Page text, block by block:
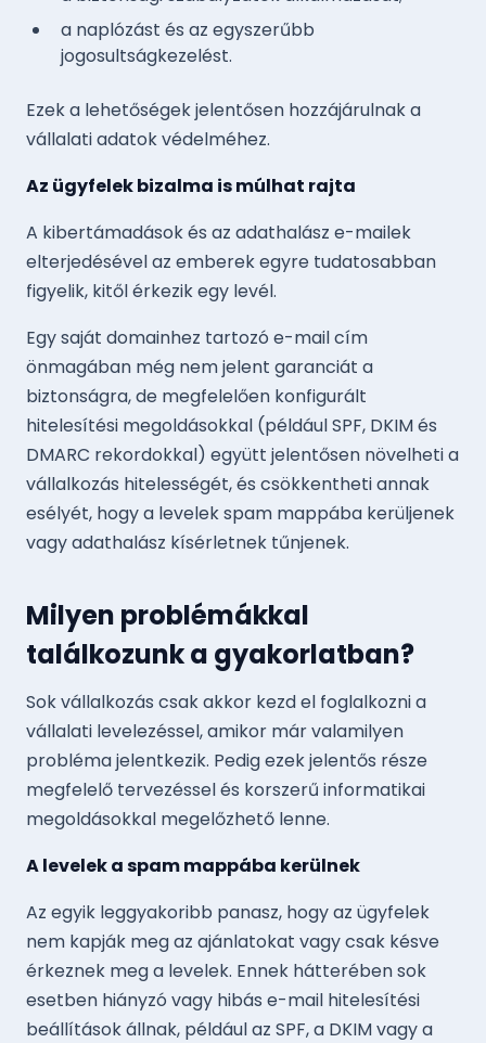
a naplózást és az egyszerűbb
jogosultságkezelést.
Ezek a lehetőségek jelentősen hozzájárulnak a
vállalati adatok védelméhez.
Az ügyfelek bizalma is múlhat rajta
A kibertámadások és az adathalász e-mailek
elterjedésével az emberek egyre tudatosabban
figyelik, kitől érkezik egy levél.
Egy saját domainhez tartozó e-mail cím
önmagában még nem jelent garanciát a
biztonságra, de megfelelően konfigurált
hitelesítési megoldásokkal (például SPF, DKIM és
DMARC rekordokkal) együtt jelentősen növelheti a
vállalkozás hitelességét, és csökkentheti annak
esélyét, hogy a levelek spam mappába kerüljenek
vagy adathalász kísérletnek tűnjenek.
Milyen problémákkal
találkozunk a gyakorlatban?
Sok vállalkozás csak akkor kezd el foglalkozni a
vállalati levelezéssel, amikor már valamilyen
probléma jelentkezik. Pedig ezek jelentős része
megfelelő tervezéssel és korszerű informatikai
megoldásokkal megelőzhető lenne.
A levelek a spam mappába kerülnek
Az egyik leggyakoribb panasz, hogy az ügyfelek
nem kapják meg az ajánlatokat vagy csak késve
érkeznek meg a levelek. Ennek hátterében sok
esetben hiányzó vagy hibás e-mail hitelesítési
beállítások állnak, például az SPF, a DKIM vagy a